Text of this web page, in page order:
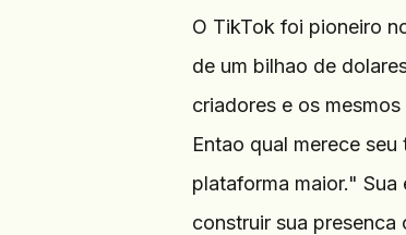
O TikTok foi pioneiro
de um bilhao de
criadores e os
Entao qual merece
plataforma maior."
construir sua presenca